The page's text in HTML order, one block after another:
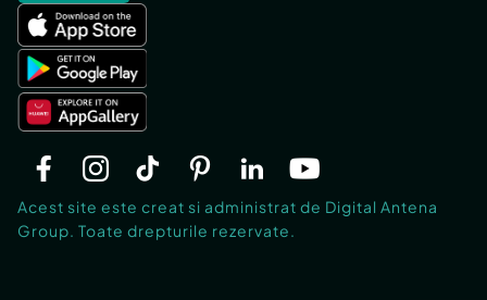
Acest site este creat si administrat de Digital Antena
Group. Toate drepturile rezervate.